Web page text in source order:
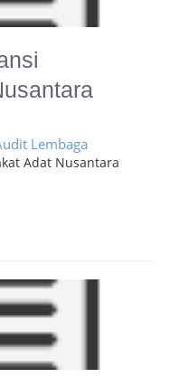
Lembaga
Adat Nusantara